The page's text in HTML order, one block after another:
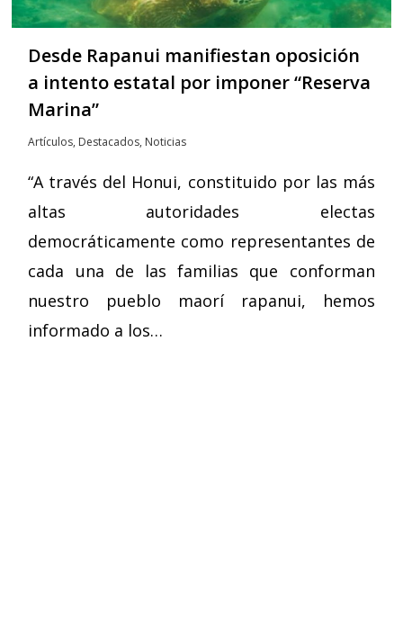
Desde Rapanui manifiestan oposición
a intento estatal por imponer “Reserva
Marina”
Artículos, Destacados, Noticias
“A través del Honui, constituido por las más
altas autoridades electas
democráticamente como representantes de
cada una de las familias que conforman
nuestro pueblo maorí rapanui, hemos
informado a los…